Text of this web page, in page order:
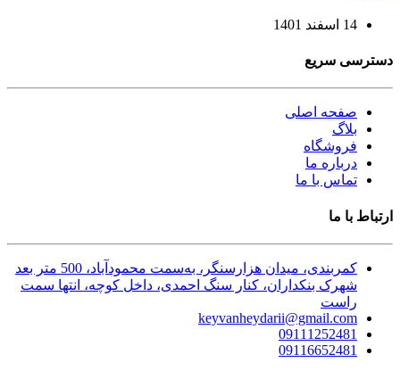
14 اسفند 1401
دسترسی سریع
صفحه اصلی
بلاگ
فروشگاه
درباره ما
تماس با ما
ارتباط با ما
کمربندی، میدان هزارسنگر، به‌سمت محمودآباد، 500 متر بعد
شهرک بنکداران، کنار سنگ احمدی، داخل کوچه، انتها سمت
راست
keyvanheydarii@gmail.com
09111252481
09116652481